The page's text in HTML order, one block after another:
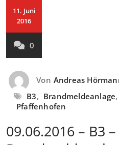
11. Juni
2016
0
Von Andreas
B3, Brandmeldeanlage,
Pfaffenhofen
09.06.2016 – B3 –